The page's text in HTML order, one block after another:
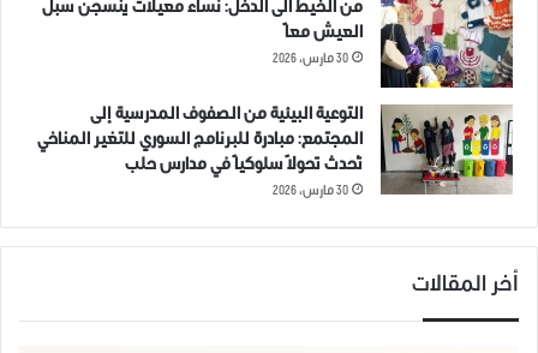
20 يونيو، 2019
في "غير مصنف"
أطفال سوريين تركيا حريق سوريا
قونيا وفاة
من الخيط الى الدخل: نساء معيلات ينسجن سبل
العيش معاً
30 مارس، 2026
التوعية البيئية من الصفوف المدرسية إلى
المجتمع: مبادرة للبرنامج السوري للتغير المناخي
تُحدث تحولاً سلوكياً في مدارس حلب
30 مارس، 2026
أخر المقالات